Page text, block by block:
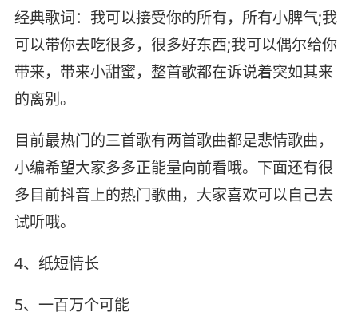
经典歌词：我可以接受你的所有，所有小脾气;我
可以带你去吃很多，很多好东西;我可以偶尔给你
带来，带来小甜蜜，整首歌都在诉说着突如其来
的离别。
目前最热门的三首歌有两首歌曲都是悲情歌曲，
小编希望大家多多正能量向前看哦。下面还有很
多目前抖音上的热门歌曲，大家喜欢可以自己去
试听哦。
4、纸短情长
5、一百万个可能